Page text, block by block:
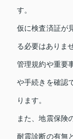
す。
仮に検査済証が
る必要はありま
管理規約や重要
や手続きを確認
ります。
また、地震保険
耐震診断の有無